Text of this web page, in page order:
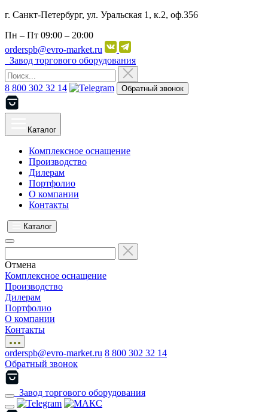
г. Санкт-Петербург, ул. Уральская 1, к.2, оф.356
Пн – Пт 09:00 – 20:00
orderspb@evro-market.ru
Завод торгового оборудования
8 800 302 32 14 Обратный звонок
Каталог
Комплексное оснащение
Производство
Дилерам
Портфолио
О компании
Контакты
Каталог
Отмена
Комплексное оснащение
Производство
Дилерам
Портфолио
О компании
Контакты
orderspb@evro-market.ru 8 800 302 32 14
Обратный звонок
Завод торгового оборудования